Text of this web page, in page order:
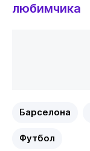
любимчика
Барселона
Футбол